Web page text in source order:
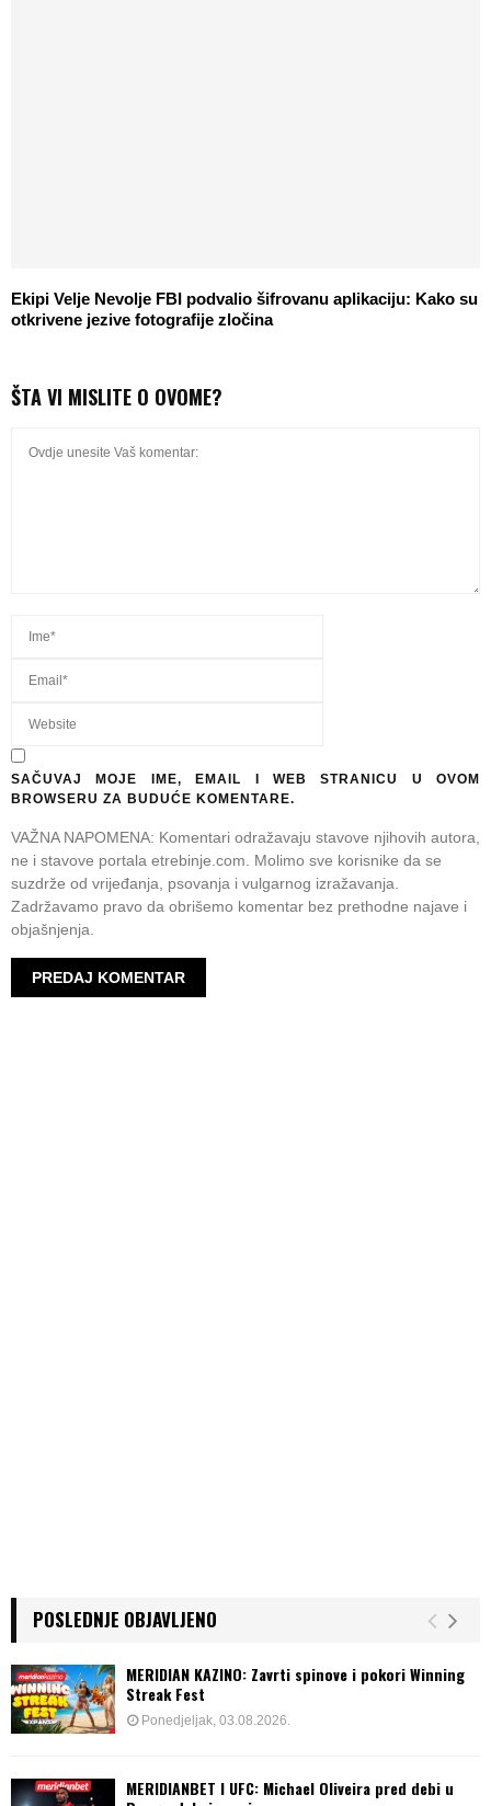
Ekipi Velje Nevolje FBI podvalio šifrovanu aplikaciju: Kako su
otkrivene jezive fotografije zločina
ŠTA VI MISLITE O OVOME?
SAČUVAJ MOJE IME, EMAIL I WEB STRANICU U OVOM
BROWSERU ZA BUDUĆE KOMENTARE.
VAŽNA NAPOMENA: Komentari odražavaju stavove njihovih autora,
ne i stavove portala etrebinje.com. Molimo sve korisnike da se
suzdrže od vrijeđanja, psovanja i vulgarnog izražavanja.
Zadržavamo pravo da obrišemo komentar bez prethodne najave i
objašnjenja.
POSLEDNJE OBJAVLJENO
MERIDIAN KAZINO: Zavrti spinove i pokori Winning
Streak Fest
Ponedjeljak, 03.08.2026.
MERIDIANBET I UFC: Michael Oliveira pred debi u